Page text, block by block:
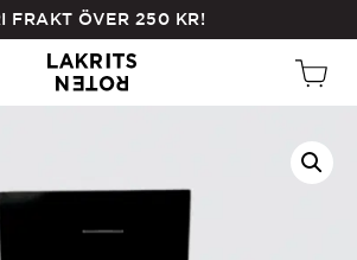
FRAKT ÖVER 250 KR!